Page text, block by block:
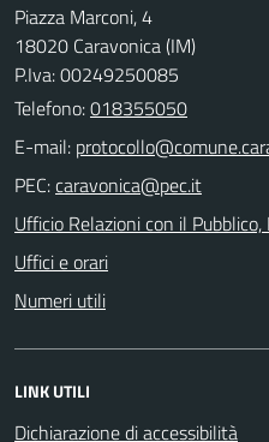
Piazza Marconi, 4
18020 Caravonica (IM)
P.Iva: 00249250085
Telefono:018355050
E-mail:
PEC:
Ufficio Relazioni con il
Uffici e orari
Numeri utili
LINK UTILI
Dichiarazione di accessibilità